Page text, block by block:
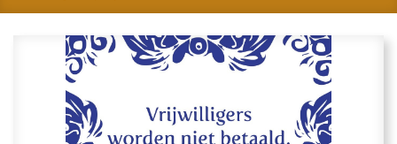
Tegeltjes
Mokken
Hollandse Kunst